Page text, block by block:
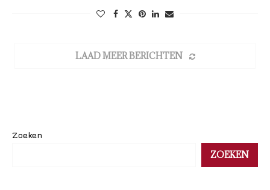
LAAD MEER BERICHTEN
Zoeken
ZOEKEN